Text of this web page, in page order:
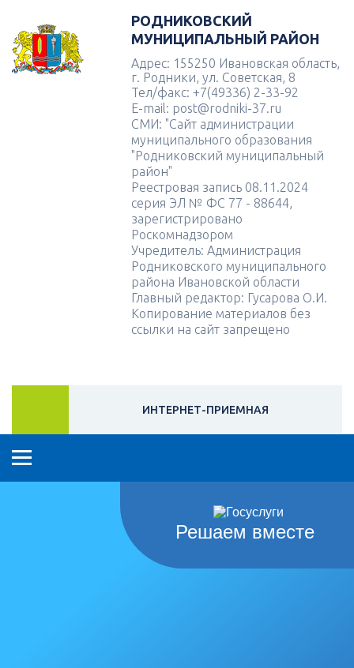
РОДНИКОВСКИЙ
МУНИЦИПАЛЬНЫЙ РАЙОН
Адрес: 155250 Ивановская область,
г. Родники, ул. Советская, 8
Тел/факс: +7(49336) 2-33-92
E-mail: post@rodniki-37.ru
СМИ: "Сайт администрации
муниципального образования
"Родниковский муниципальный
район"
Реестровая запись 08.11.2024
серия ЭЛ № ФС 77 - 88644,
зарегистрировано
Роскомнадзором
Учредитель: Администрация
Родниковского муниципального
района Ивановской области
Главный редактор: Гусарова О.И.
Копирование материалов без
ссылки на сайт запрещено
ИНТЕРНЕТ-ПРИЕМНАЯ
Решаем вместе